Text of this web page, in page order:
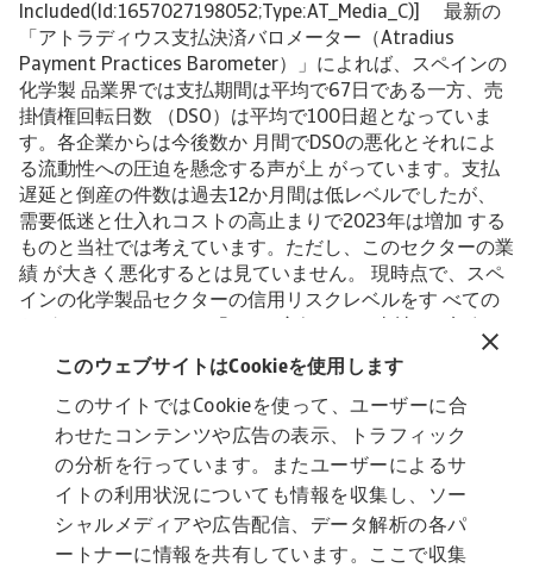
このウェブサイトはCookieを使用します
このサイトではCookieを使って、ユーザーに合
わせたコンテンツや広告の表示、トラフィック
の分析を行っています。またユーザーによるサ
イトの利用状況についても情報を収集し、ソー
シャルメディアや広告配信、データ解析の各パ
ートナーに情報を共有しています。ここで収集
Included(Id:1657027198052;Type:AT_Media_C)] 最新の
「アトラディウス支払決済バロメーター（Atradius
Payment Practices Barometer）」によれば、スペインの
化学製 品業界では支払期間は平均で67日である一方、売
掛債権回転日数 （DSO）は平均で100日超となっていま
す。各企業からは今後数か 月間でDSOの悪化とそれによ
る流動性への圧迫を懸念する声が上 がっています。支払
遅延と倒産の件数は過去12か月間は低レベルでしたが、
需要低迷と仕入れコストの高止まりで2023年は増加 する
ものと当社では考えています。ただし、このセクターの業
績 が大きく悪化するとは見ていません。 現時点で、スペ
インの化学製品セクターの信用リスクレベルをす べての
ます。それでも、資金調達コストが上がり、支払決済状況
が悪化 すると、各企業の財務への圧迫が強くなり、大口
バイヤー業界 の需要は縮小するところであるため、下振
れリスクは依然として 残っています。さらには、来年国
外との競合が落ち着きを見せた 場合に、これがスペイン
の化学製品企業に有利に働く可能性があ ります。つま
り、欧州中央部に位置するライバル企業がガス価格 高騰
またはガス供給制限を理由に生産縮小を余儀なくされるケ
ー スです。